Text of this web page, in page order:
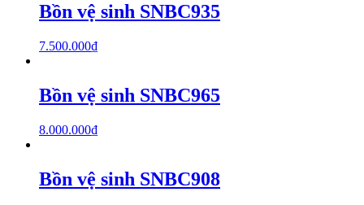
Bồn vệ sinh SNBC935
7.500.000₫
Bồn vệ sinh SNBC965
8.000.000₫
Bồn vệ sinh SNBC908